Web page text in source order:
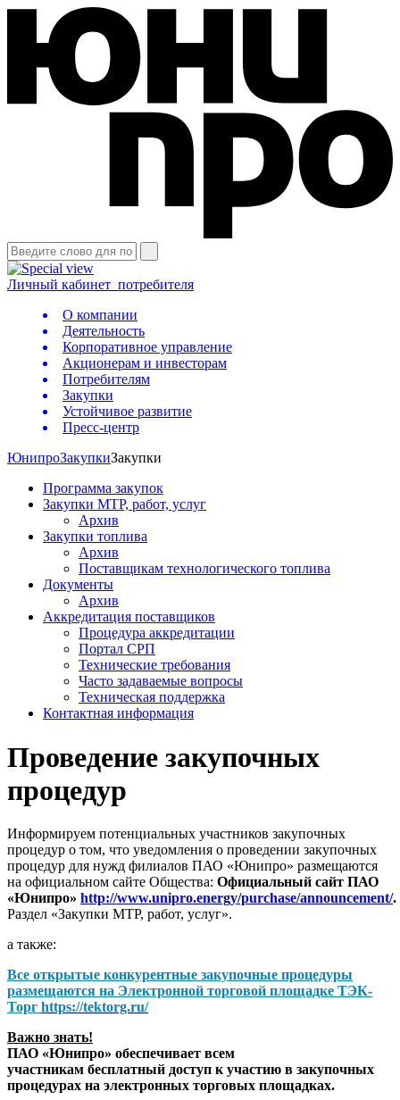
Личный кабинет потребителя
О компании
Деятельность
Корпоративное управление
Акционерам и инвесторам
Потребителям
Закупки
Устойчивое развитие
Пресс-центр
ЮнипроЗакупкиЗакупки
Программа закупок
Закупки МТР, работ, услуг
Архив
Закупки топлива
Архив
Поставщикам технологического топлива
Документы
Архив
Аккредитация поставщиков
Процедура аккредитации
Портал СРП
Технические требования
Часто задаваемые вопросы
Техническая поддержка
Контактная информация
Проведение закупочных
процедур
Информируем потенциальных участников закупочных
процедур о том, что уведомления о проведении закупочных
процедур для нужд филиалов ПАО «Юнипро» размещаются
на официальном сайте Общества: Официальный сайт ПАО
«Юнипро» http://www.unipro.energy/purchase/announcement/.
Раздел «Закупки МТР, работ, услуг».
а также:
Все открытые конкурентные закупочные процедуры
размещаются на Электронной торговой площадке ТЭК-
Торг https://tektorg.ru/
Важно знать!
ПАО «Юнипро» обеспечивает всем
участникам бесплатный доступ к участию в закупочных
процедурах на электронных торговых площадках.